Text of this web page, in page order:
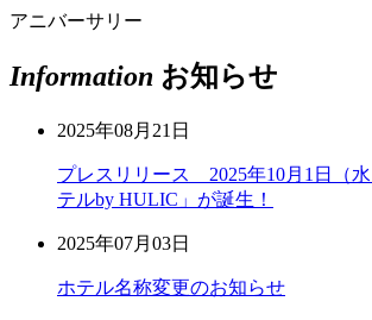
アニバーサリー
Information お知らせ
2025年08月21日
プレスリリース 2025年10月1日（
テルby HULIC」が誕生！
2025年07月03日
ホテル名称変更のお知らせ